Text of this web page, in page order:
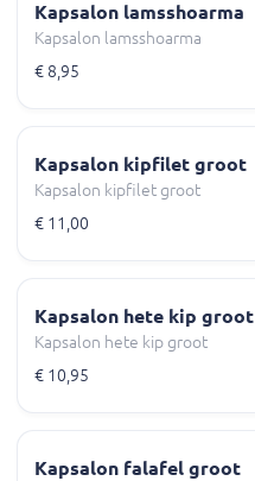
Kapsalon lamsshoarma
Kapsalon lamsshoarma
€ 8,95
Kapsalon kipfilet groot
Kapsalon kipfilet groot
€ 11,00
Kapsalon hete kip groot
Kapsalon hete kip groot
€ 10,95
Kapsalon falafel groot